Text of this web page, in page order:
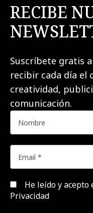
RECIBE
Suscríbete gratis
recibir cada día el
creatividad,
comunicación.
He leído y acepto
Privacidad